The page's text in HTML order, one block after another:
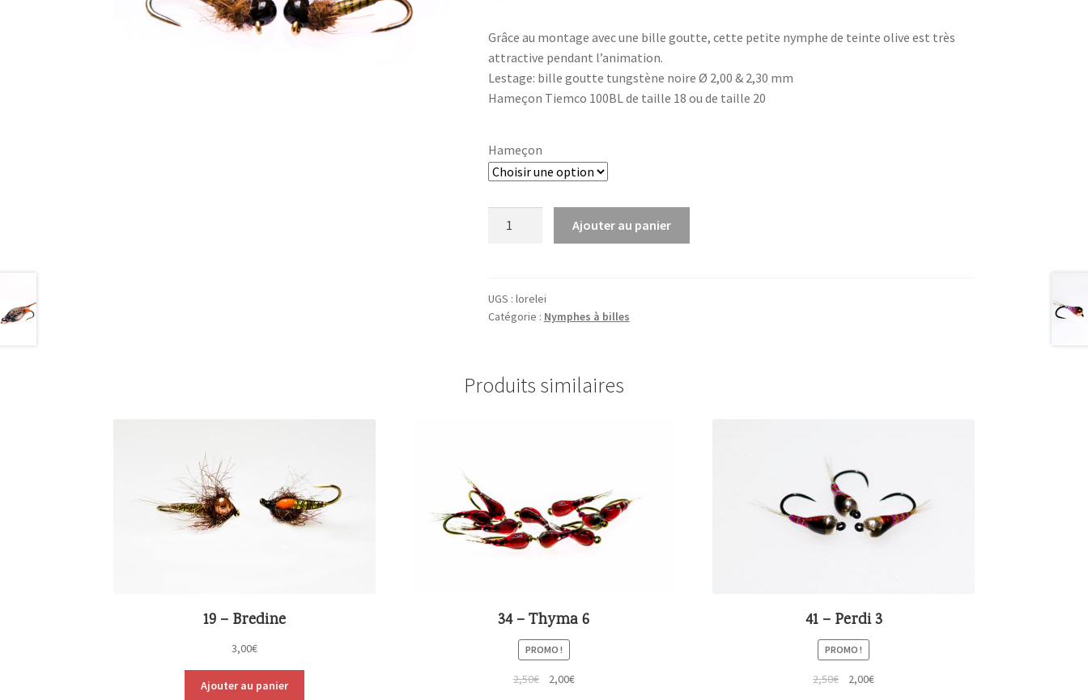
Grâce au montage avec une bille goutte, cette petite nymphe de teinte olive est très
attractive pendant l’animation.
Lestage: bille goutte tungstène noire Ø 2,00 & 2,30 mm
Hameçon Tiemco 100BL de taille 18 ou de taille 20
Hameçon
Ajouter au panier
UGS : lorelei
Catégorie : Nymphes à billes
Produits similaires
19 – Bredine
3,00€
Ajouter au panier
34 – Thyma 6
PROMO !
2,50€ 2,00€
41 – Perdi 3
PROMO !
2,50€ 2,00€